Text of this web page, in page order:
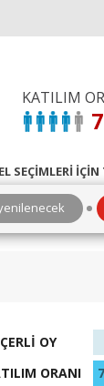
KATILIM
SEÇİMLERİ
OY
ORANI